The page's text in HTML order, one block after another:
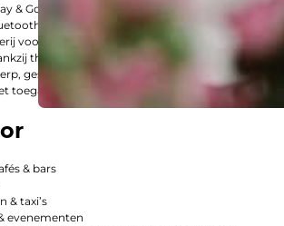
& Google Pay
voor een stabiele verbinding
voor langdurig gebruik
thermische printer (58 mm papierrol)
geschikt voor intensief dagelijks gebruik
toegang tot bedrijfsapps en kassasoftware
& bars
& taxi’s
evenementen